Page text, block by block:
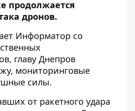
продолжается
дронов.
Информатор со
главу Днепров
, мониторинговые
силы.
от ракетного удара